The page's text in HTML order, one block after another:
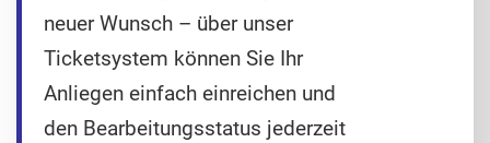
neuer Wunsch – über unser
Ticketsystem können Sie Ihr
Anliegen einfach einreichen und
den Bearbeitungsstatus jederzeit